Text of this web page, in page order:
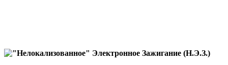
"Нелокализованное" Электронное Зажигание (Н.Э.З.)